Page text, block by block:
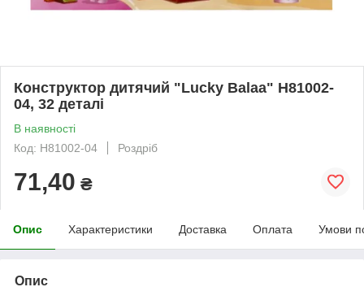
Конструктор дитячий "Lucky Balaa" H81002-
04, 32 деталі
В наявності
Код: H81002-04
Роздріб
71,40 ₴
Опис Характеристики Доставка Оплата Умови
Опис